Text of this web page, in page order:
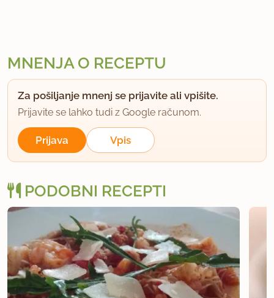
MNENJA O RECEPTU
Za pošiljanje mnenj se prijavite ali vpišite.
Prijavite se lahko tudi z Google računom.
Prijava Vpis
PODOBNI RECEPTI